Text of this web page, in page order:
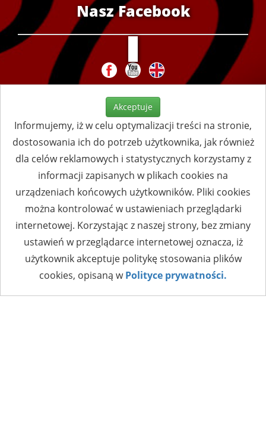
Nasz Facebook
Akceptuje
Informujemy, iż w celu optymalizacji treści na stronie,
dostosowania ich do potrzeb użytkownika, jak również
dla celów reklamowych i statystycznych korzystamy z
informacji zapisanych w plikach cookies na
urządzeniach końcowych użytkowników. Pliki cookies
można kontrolować w ustawieniach przeglądarki
internetowej. Korzystając z naszej strony, bez zmiany
ustawień w przeglądarce internetowej oznacza, iż
użytkownik akceptuje politykę stosowania plików
cookies, opisaną wPolityce prywatności.